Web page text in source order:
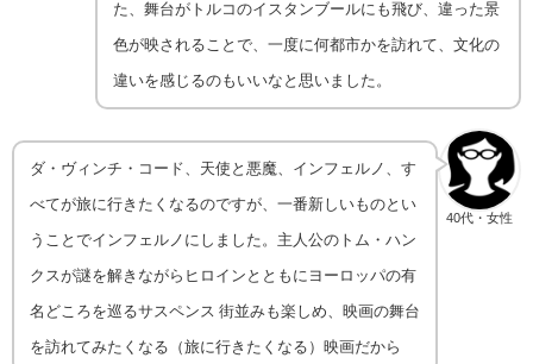
た、舞台がトルコのイスタンブールにも飛び、違った景
色が映されることで、一度に何都市かを訪れて、文化の
違いを感じるのもいいなと思いました。
40代・女性
ダ・ヴィンチ・コード、天使と悪魔、インフェルノ、す
べてが旅に行きたくなるのですが、一番新しいものとい
うことでインフェルノにしました。主人公のトム・ハン
クスが謎を解きながらヒロインとともにヨーロッパの有
名どころを巡るサスペンス 街並みも楽しめ、映画の舞台
を訪れてみたくなる（旅に行きたくなる）映画だから